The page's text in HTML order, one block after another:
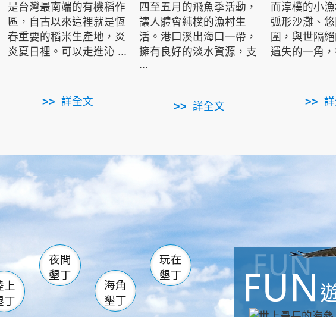
是台灣最南端的有機稻作
區，自古以來這裡就是恆
春重要的稻米生產地，炎
炎夏日裡。可以走進沁 ...
詳全文
四至五月的飛魚季活動，
讓人體會純樸的漁村生
活。港口溪出海口一帶，
擁有良好的淡水資源，支
...
詳全文
而淳樸的小
弧形沙灘、
圍，與世隔
遺失的一角
南仁湖
滿州 佳樂水
森林遊樂區
墾管處遊客中心
社頂公園 風吹沙
船帆石 龍磐公園
香蕉灣 龍坑
鵝鑾鼻
上
丁
夜間
墾丁
海角
墾丁
玩在
墾丁